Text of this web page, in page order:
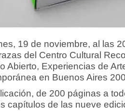
19 de noviembre, al las
del Centro Cultural
Abierto, Experiencias de
en Buenos Aires
de 200 páginas a
capítulos de las nueve